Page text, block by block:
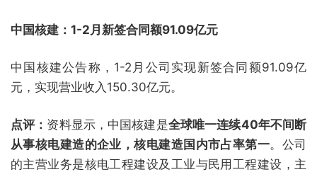
中国核建：1-2月新签合同额91.09亿元
中国核建公告称，1-2月公司实现新签合同额91.09亿
元，实现营业收入150.30亿元。
点评： 资料显示，中国核建是全球唯一连续40年不间断
从事核电建造的企业，核电建造国内市占率第一。公司
的主营业务是核电工程建设及工业与民用工程建设，主